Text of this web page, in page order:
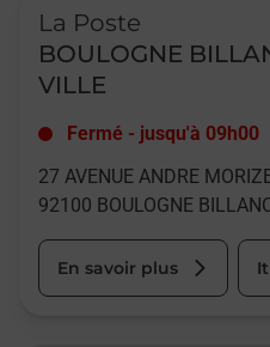
La Poste
BOULOGNE
VILLE
Fermé - jusqu'à 09h00
27 AVENUE ANDRE
92100 BOULOGNE
En savoir plus